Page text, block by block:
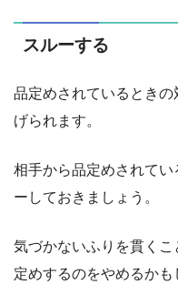
スルーする
品定めされているとき
げられます。
相手から品定めされて
ーしておきましょう。
気づかないふりを貫く
定めするのをやめるかも